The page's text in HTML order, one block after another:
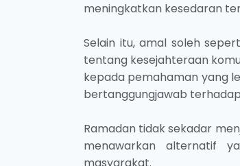
meningkatkan kesedaran
Selain itu, amal soleh
tentang kesejahteraan
kepada pemahaman yang
bertanggungjawab
Ramadan tidak sekadar
menawarkan alternatif